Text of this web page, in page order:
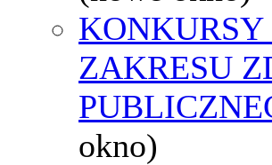
KONKURSY
ZAKRESU
okno)